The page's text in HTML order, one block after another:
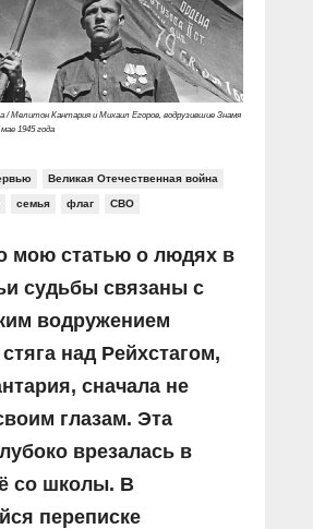
фильмы
России»
/ Мелитон Кантария и Михаил Егоров, водрузившие Знамя
1945 года
Великая Отечественная война
семья флаг СВО
мою статью о людях в
судьбы связаны с
водружением
над Рейхстагом,
сначала не
глазам. Эта
врезалась в
со школы. В
переписке